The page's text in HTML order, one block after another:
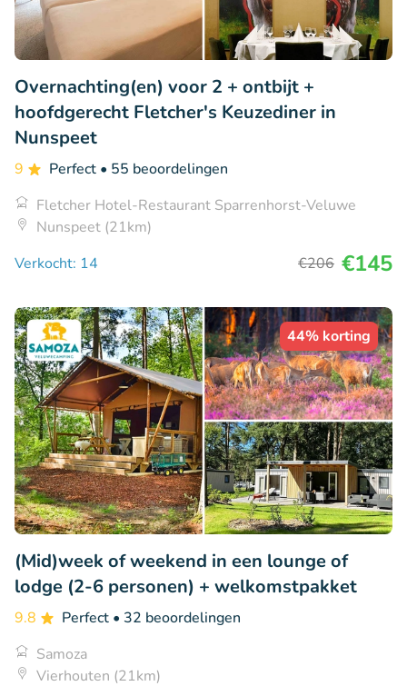
Overnachting(en) voor 2 + ontbijt +
hoofdgerecht Fletcher's Keuzediner in
Nunspeet
9 Perfect • 55 beoordelingen
Fletcher Hotel-Restaurant Sparrenhorst-Veluwe
Nunspeet (21km)
Verkocht: 14
€206 €145
44% korting
(Mid)week of weekend in een lounge of
lodge (2-6 personen) + welkomstpakket
9.8 Perfect • 32 beoordelingen
Samoza
Vierhouten (21km)